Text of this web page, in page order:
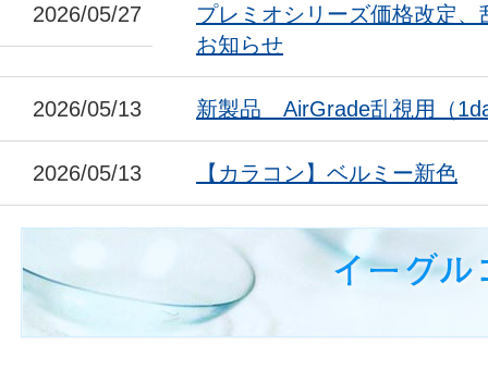
2026/05/27
プレミオシリーズ価格改定
お知らせ
2026/05/13 新製品 AirGrade乱視用（
2026/05/13 【カラコン】ベルミー新色